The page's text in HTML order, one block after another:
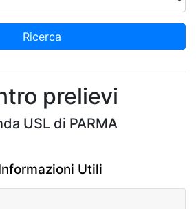
Ricerca
prelievi
USL di PARMA
Utili